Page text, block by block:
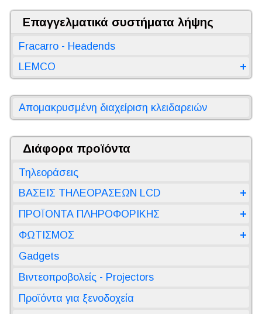
Επαγγελματικά συστήματα λήψης
Fracarro - Headends
LEMCO
Απομακρυσμένη διαχείριση κλειδαρειών
Διάφορα προϊόντα
Τηλεοράσεις
ΒΑΣΕΙΣ ΤΗΛΕΟΡΑΣΕΩΝ LCD
ΠΡΟΪΟΝΤΑ ΠΛΗΡΟΦΟΡΙΚΗΣ
ΦΩΤΙΣΜΟΣ
Gadgets
Βιντεοπροβολείς - Projectors
Προϊόντα για ξενοδοχεία